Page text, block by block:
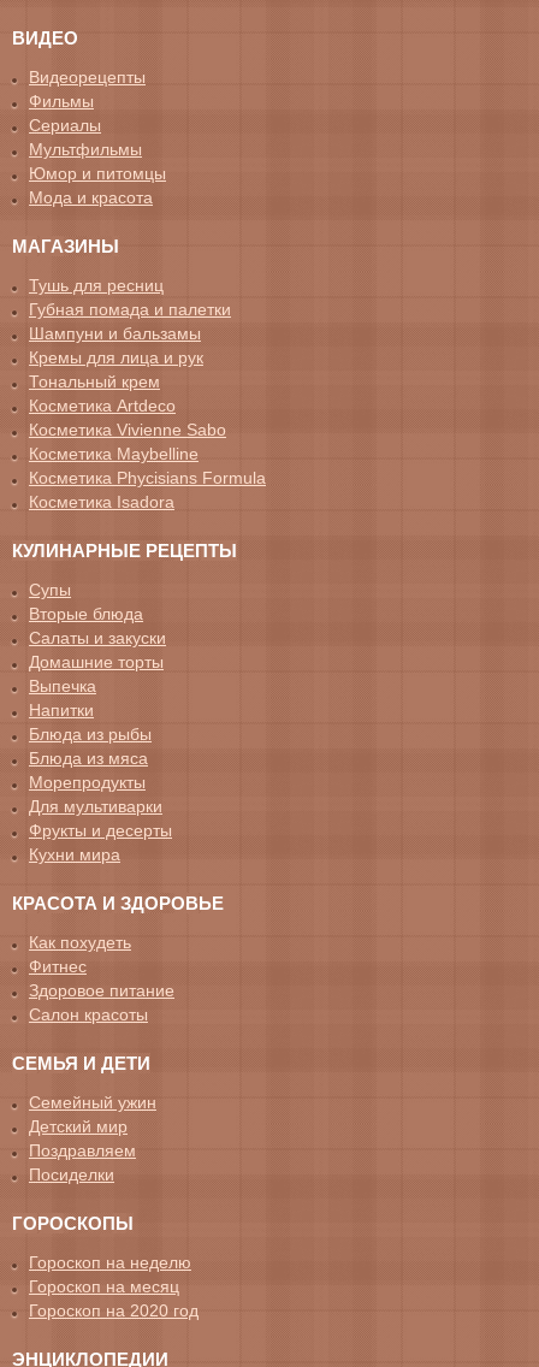
ВИДЕО
Видеорецепты
Фильмы
Сериалы
Мультфильмы
Юмор и питомцы
Мода и красота
МАГАЗИНЫ
Тушь для ресниц
Губная помада и палетки
Шампуни и бальзамы
Кремы для лица и рук
Тональный крем
Косметика Artdeco
Косметика Vivienne Sabo
Косметика Maybelline
Косметика Phycisians Formula
Косметика Isadora
КУЛИНАРНЫЕ РЕЦЕПТЫ
Супы
Вторые блюда
Салаты и закуски
Домашние торты
Выпечка
Напитки
Блюда из рыбы
Блюда из мяса
Морепродукты
Для мультиварки
Фрукты и десерты
Кухни мира
КРАСОТА И ЗДОРОВЬЕ
Как похудеть
Фитнес
Здоровое питание
Салон красоты
СЕМЬЯ И ДЕТИ
Семейный ужин
Детский мир
Поздравляем
Посиделки
ГОРОСКОПЫ
Гороскоп на неделю
Гороскоп на месяц
Гороскоп на 2020 год
ЭНЦИКЛОПЕДИИ